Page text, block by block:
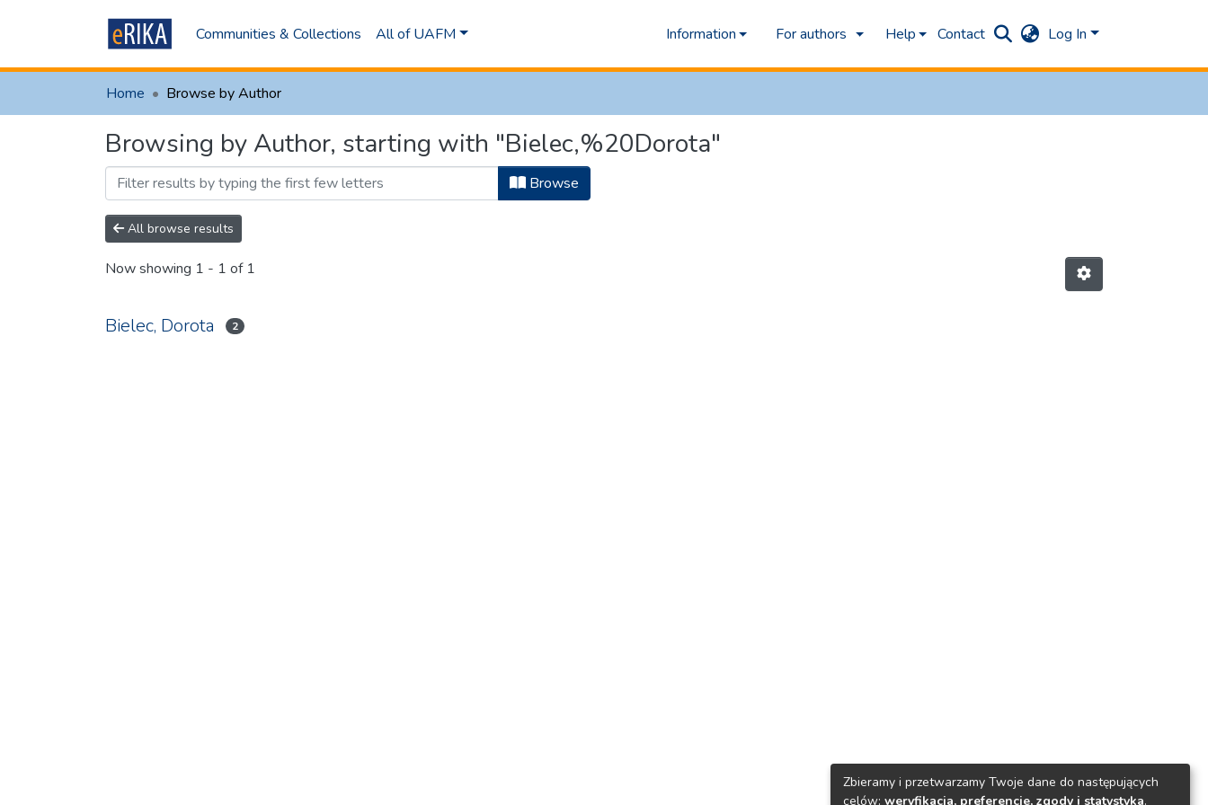
Communities & Collections All of UAFM Information For authors Help Contact Log In
Home Browse by Author
Browsing by Author, starting with "Bielec,%20Dorota"
Browse
All browse results
Now showing 1 - 1 of 1
Bielec, Dorota 2
Zbieramy i przetwarzamy Twoje dane do następujących
celów: weryfikacja, preferencje, zgody i statystyka.